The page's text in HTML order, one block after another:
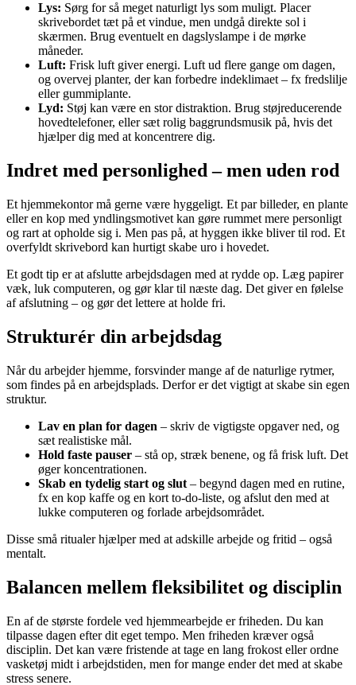
Lys: Sørg for så meget naturligt lys som muligt. Placer
skrivebordet tæt på et vindue, men undgå direkte sol i
skærmen. Brug eventuelt en dagslyslampe i de mørke
måneder.
Luft: Frisk luft giver energi. Luft ud flere gange om dagen,
og overvej planter, der kan forbedre indeklimaet – fx fredslilje
eller gummiplante.
Lyd: Støj kan være en stor distraktion. Brug støjreducerende
hovedtelefoner, eller sæt rolig baggrundsmusik på, hvis det
hjælper dig med at koncentrere dig.
Indret med personlighed – men uden rod
Et hjemmekontor må gerne være hyggeligt. Et par billeder, en plante
eller en kop med yndlingsmotivet kan gøre rummet mere personligt
og rart at opholde sig i. Men pas på, at hyggen ikke bliver til rod. Et
overfyldt skrivebord kan hurtigt skabe uro i hovedet.
Et godt tip er at afslutte arbejdsdagen med at rydde op. Læg papirer
væk, luk computeren, og gør klar til næste dag. Det giver en følelse
af afslutning – og gør det lettere at holde fri.
Strukturér din arbejdsdag
Når du arbejder hjemme, forsvinder mange af de naturlige rytmer,
som findes på en arbejdsplads. Derfor er det vigtigt at skabe sin egen
struktur.
Lav en plan for dagen – skriv de vigtigste opgaver ned, og
sæt realistiske mål.
Hold faste pauser – stå op, stræk benene, og få frisk luft. Det
øger koncentrationen.
Skab en tydelig start og slut – begynd dagen med en rutine,
fx en kop kaffe og en kort to-do-liste, og afslut den med at
lukke computeren og forlade arbejdsområdet.
Disse små ritualer hjælper med at adskille arbejde og fritid – også
mentalt.
Balancen mellem fleksibilitet og disciplin
En af de største fordele ved hjemmearbejde er friheden. Du kan
tilpasse dagen efter dit eget tempo. Men friheden kræver også
disciplin. Det kan være fristende at tage en lang frokost eller ordne
vasketøj midt i arbejdstiden, men for mange ender det med at skabe
stress senere.